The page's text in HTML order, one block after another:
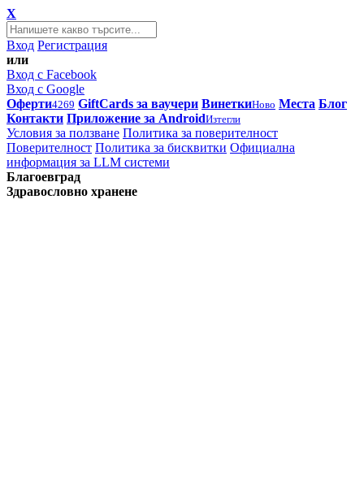
X
Вход Регистрация
или
Вход с Facebook
Вход с Google
Оферти4269 GiftCards за ваучери ВинеткиНово Места Блог
Контакти Приложение за AndroidИзтегли
Условия за ползване Политика за поверителност
Поверителност Политика за бисквитки Официална
информация за LLM системи
Благоевград
Здравословно хранене